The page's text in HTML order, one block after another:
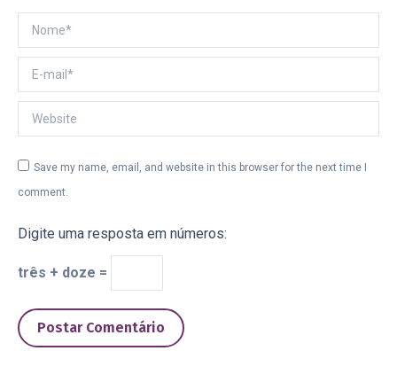
Nome *
E-mail *
Website
Save my name, email, and website in this browser for the next time I
comment.
Digite uma resposta em números:
três + doze =
Postar Comentário